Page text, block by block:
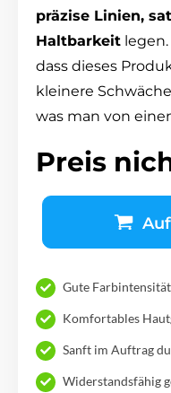
präzise Linien,
Haltbarkeit
dass dieses
kleinere
was man von
Preis
Gute
Komfortables
Sanft im Auftrag
Widerstandsfähig